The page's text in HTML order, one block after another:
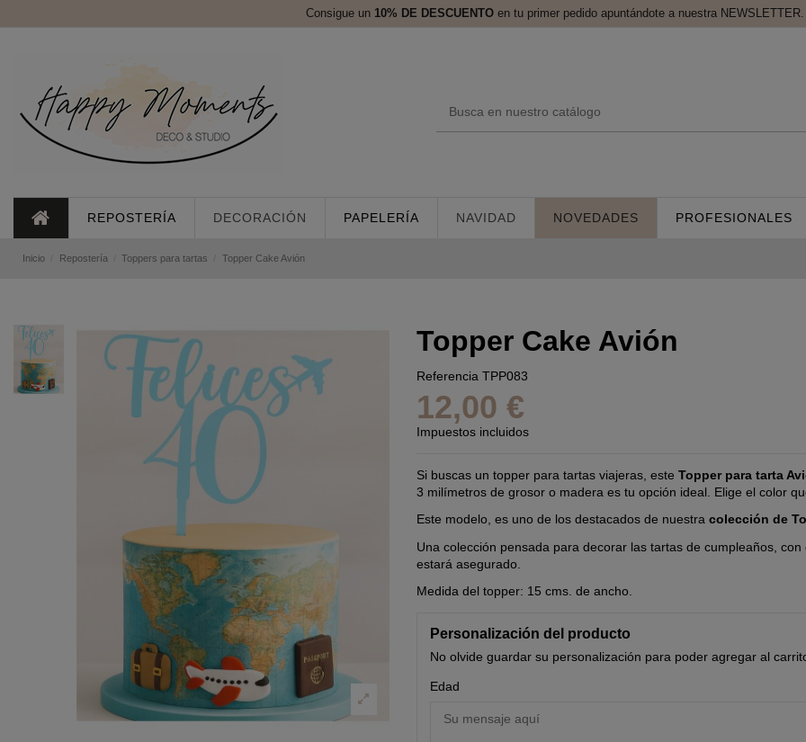
Consigue un 10% DE DESCUENTOen tu primer pedido apuntándote a nuestra NEWSLETTER.
REPOSTERÍA DECORACIÓN PAPELERÍA NAVIDAD NOVEDADES PROFESIONALES
Inicio Repostería Toppers para tartas Topper Cake Avión
Topper Cake Avión
Referencia TPP083
12,00 €
Impuestos incluidos
Si buscas un topper para tartas viajeras, este Topper para tarta
3 milímetros de grosor o madera es tu opción ideal. Elige el color
Este modelo, es uno de los destacados de nuestra colección de
Una colección pensada para decorar las tartas de cumpleaños,
estará asegurado.
Medida del topper: 15 cms. de ancho.
Personalización del producto
No olvide guardar su personalización para poder agregar al
Edad